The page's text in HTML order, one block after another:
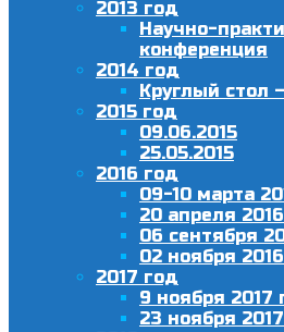
2013 год
Научно-
конференция
2014 год
Круглый стол
2015 год
09.06.2015
25.05.2015
2016 год
09-10 марта
20 апреля
06 сентября
02 ноября
2017 год
9 ноября 2017
23 ноября